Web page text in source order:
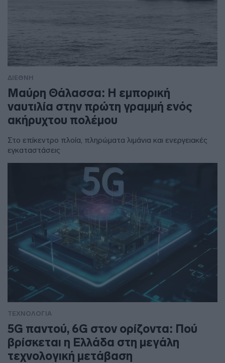
ΔΙΕΘΝΗ
Μαύρη Θάλασσα: Η εμπορική
ναυτιλία στην πρώτη γραμμή ενός
ακήρυχτου πολέμου
Στο επίκεντρο πλοία, πληρώματα λιμάνια και ενεργειακές
εγκαταστάσεις
ΤΕΧΝΟΛΟΓΙΑ
5G παντού, 6G στον ορίζοντα: Πού
βρίσκεται η Ελλάδα στη μεγάλη
τεχνολογική μετάβαση